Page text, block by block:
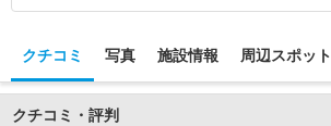
クチコミ 写真 施設情報 周辺スポット
クチコミ・評判